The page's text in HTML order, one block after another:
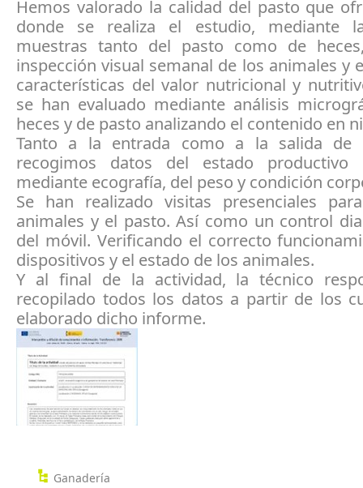
Hemos valorado la calidad del pasto que
donde se realiza el estudio, mediante
muestras tanto del pasto como de
inspección visual semanal de los animales y
características del valor nutricional y
se han evaluado mediante análisis
heces y de pasto analizando el contenido en
Tanto a la entrada como a la salida de
recogimos datos del estado productivo
mediante ecografía, del peso y condición
Se han realizado visitas presenciales
animales y el pasto. Así como un control
del móvil. Verificando el correcto
dispositivos y el estado de los animales.
Y al final de la actividad, la técnico
recopilado todos los datos a partir de los
elaborado dicho informe.
Ganadería